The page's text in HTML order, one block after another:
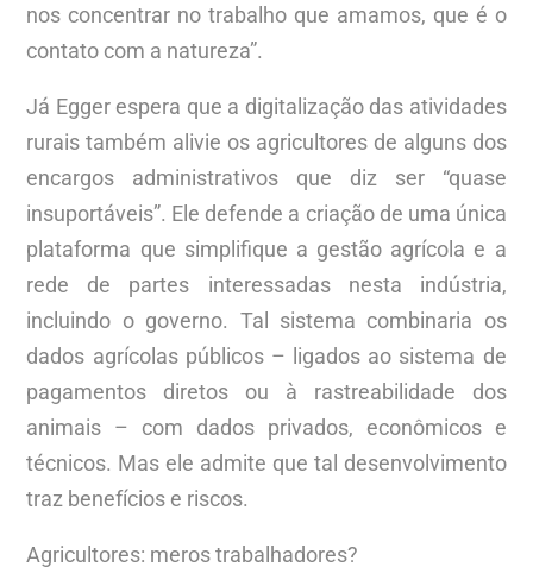
nos concentrar no trabalho que amamos, que é o
contato com a natureza”.
Já Egger espera que a digitalização das atividades
rurais também alivie os agricultores de alguns dos
encargos administrativos que diz ser “quase
insuportáveis”. Ele defende a criação de uma única
plataforma que simplifique a gestão agrícola e a
rede de partes interessadas nesta indústria,
incluindo o governo. Tal sistema combinaria os
dados agrícolas públicos – ligados ao sistema de
pagamentos diretos ou à rastreabilidade dos
animais – com dados privados, econômicos e
técnicos. Mas ele admite que tal desenvolvimento
traz benefícios e riscos.
Agricultores: meros trabalhadores?